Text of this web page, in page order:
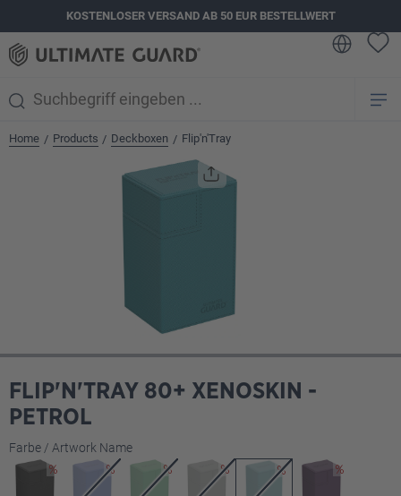
springenKOSTENLOSER VERSAND AB 50 EUR BESTELLWERT
Home / Products / Deckboxen / Flip'n'Tray
FLIP'N'TRAY 80+ XENOSKIN -
PETROL
Farbe / Artwork Nameauswählen